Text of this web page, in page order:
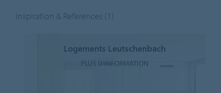
Inspiration & References (1)
Logements Leutschenbach
PLUS D'INFORMATION